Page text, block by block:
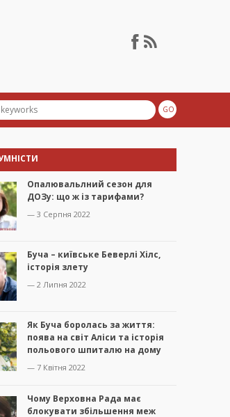
Опалювальлний сезон для
ДОЗу: що ж із тарифами?
— 3 Серпня 2022
Буча – київське Беверлі Хілс,
історія злету
— 2 Липня 2022
Як Буча боролась за життя:
поява на світ Аліси та історія
польового шпиталю на дому
— 7 Квітня 2022
Чому Верховна Рада має
блокувати збільшення меж